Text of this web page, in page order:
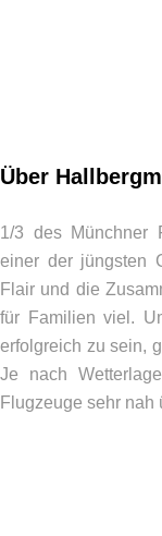
Über
1/3 des Münchner
einer der jüngsten
Flair und die
für Familien viel.
erfolgreich zu sein,
Je nach
Flugzeuge sehr nah